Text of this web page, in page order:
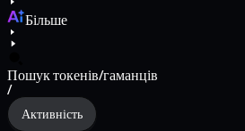
Більше
Пошук токенів/гаманців
/
Активність